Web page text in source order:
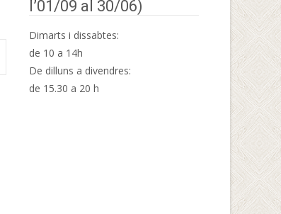
l’01/09 al 30/06)
Dimarts i dissabtes:
de 10 a 14h
De dilluns a divendres:
de 15.30 a 20 h